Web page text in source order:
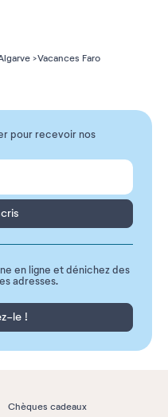
Vacances Faro
pour recevoir nos
en ligne et dénichez des
adresses.
le !
Chèques cadeaux